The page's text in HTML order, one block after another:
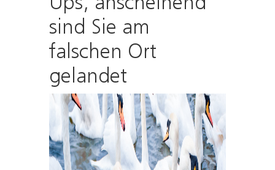
sind Sie am
falschen Ort
gelandet